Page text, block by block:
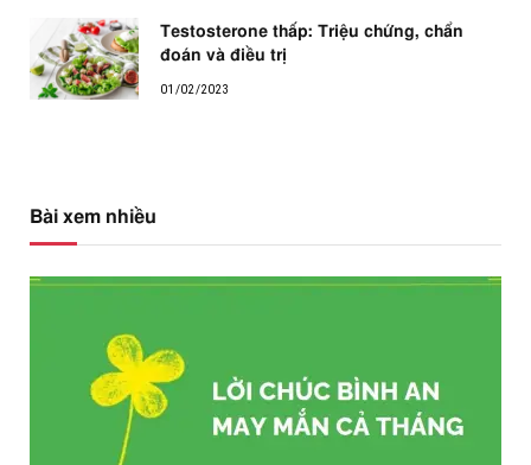
Testosterone thấp: Triệu chứng, chẩn
đoán và điều trị
01/02/2023
Bài xem nhiều